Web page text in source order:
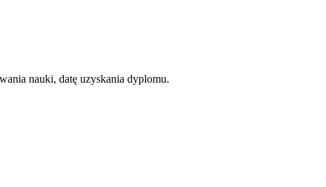
nauki, datę uzyskania dyplomu.